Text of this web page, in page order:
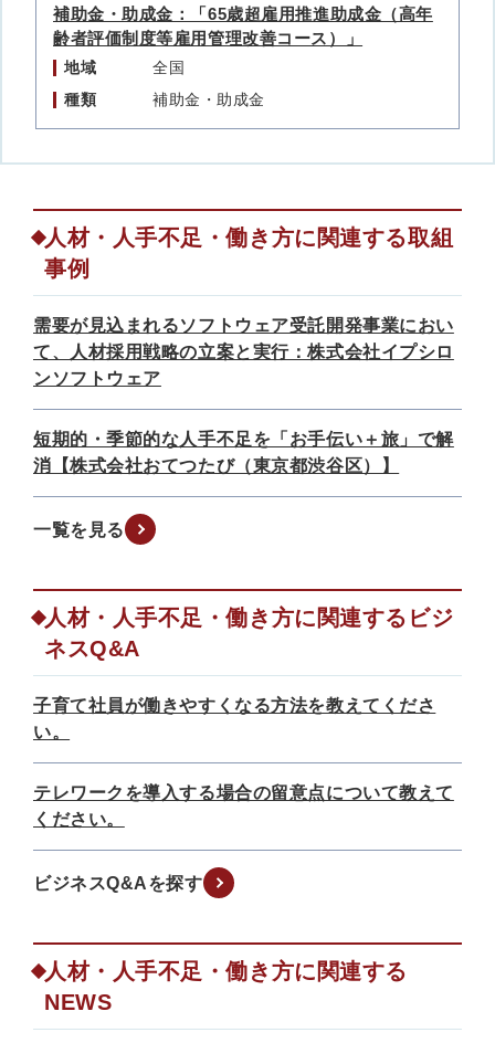
補助金・助成金：「65歳超雇用推進助成金（高年
齢者評価制度等雇用管理改善コース）」
地域
全国
種類
補助金・助成金
人材・人手不足・働き方に関連する取組
事例
需要が見込まれるソフトウェア受託開発事業におい
て、人材採用戦略の立案と実行：株式会社イプシロ
ンソフトウェア
短期的・季節的な人手不足を「お手伝い＋旅」で解
消【株式会社おてつたび（東京都渋谷区）】
一覧を見る
人材・人手不足・働き方に関連するビジ
ネスQ&A
子育て社員が働きやすくなる方法を教えてくださ
い。
テレワークを導入する場合の留意点について教えて
ください。
ビジネスQ&Aを探す
人材・人手不足・働き方に関連する
NEWS